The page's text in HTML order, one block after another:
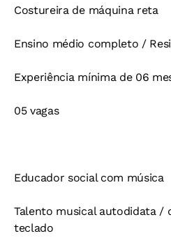
Costureira de máquina reta
Ensino médio completo /
Experiência mínima de 06
05 vagas
Educador social com música
Talento musical autodidata /
teclado